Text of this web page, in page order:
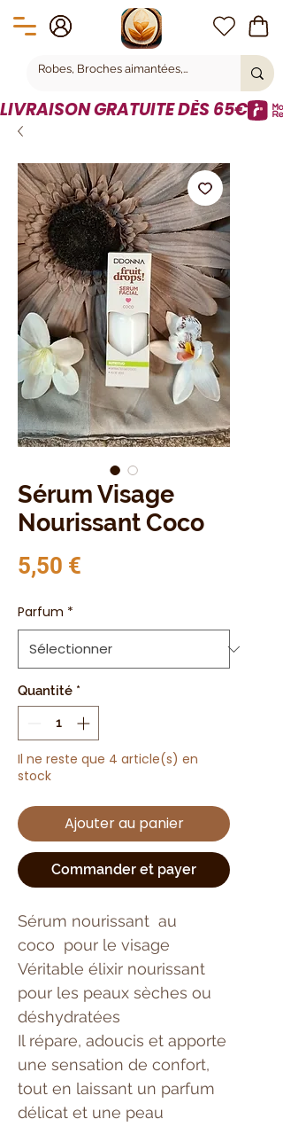
LIVRAISON GRATUITE DÈS 65€
Sérum Visage
Nourissant Coco
5,50 €
Parfum *
Quantité *
Il ne reste que 4 article(s) en
stock
Ajouter au panier
Commander et payer
Sérum nourissant au
coco pour le visage
Véritable élixir nourissant
pour les peaux sèches ou
déshydratées
Il répare, adoucis et apporte
une sensation de confort,
tout en laissant un parfum
délicat et une peau